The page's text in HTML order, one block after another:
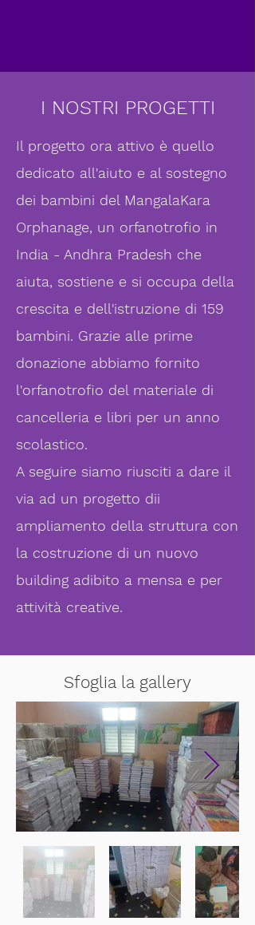
I NOSTRI PROGETTI
Il progetto ora attivo è quello
dedicato all'aiuto e al sostegno
dei bambini del MangalaKara
Orphanage, un orfanotrofio in
India - Andhra Pradesh che
aiuta, sostiene e si occupa della
crescita e dell'istruzione di 159
bambini. Grazie alle prime
donazione abbiamo fornito
l'orfanotrofio del materiale di
cancelleria e libri per un anno
scolastico.
A seguire siamo riusciti a dare il
via ad un progetto dii
ampliamento della struttura con
la costruzione di un nuovo
building adibito a mensa e per
attività creative.
Sfoglia la gallery